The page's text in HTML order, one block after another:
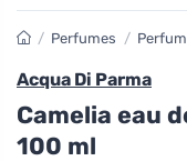
/ Perfumes /
Acqua Di Parma
Camelia eau
100 ml